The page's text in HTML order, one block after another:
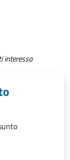
interessa